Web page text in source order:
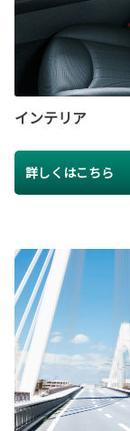
インテリア
詳しくはこちら